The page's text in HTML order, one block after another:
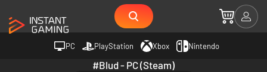
PC PlayStation Xbox Nintendo
#Blud - PC (Steam)